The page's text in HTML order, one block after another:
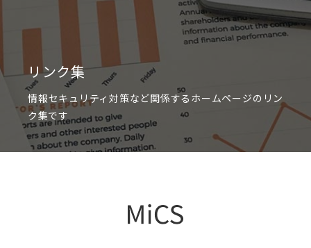
リンク集
情報セキュリティ対策など関係するホームページのリン
ク集です